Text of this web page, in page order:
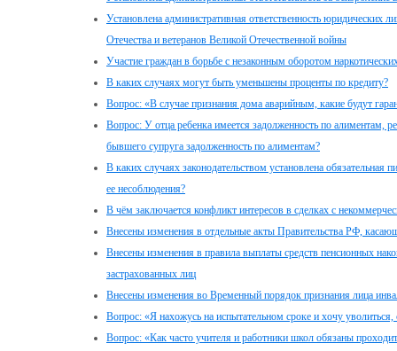
Установлена административная ответственность юридических
Отечества и ветеранов Великой Отечественной войны
Участие граждан в борьбе с незаконным оборотом
В каких случаях могут быть уменьшены проценты по кредиту?
Вопрос: «В случае признания дома аварийным, какие будут
Вопрос: У отца ребенка имеется задолженность по алиментам,
бывшего супруга задолженность по алиментам?
В каких случаях законодательством установлена обязательная
ее несоблюдения?
В чём заключается конфликт интересов в сделках с
Внесены изменения в отдельные акты Правительства РФ,
Внесены изменения в правила выплаты средств пенсионных
застрахованных лиц
Внесены изменения во Временный порядок признания лица
Вопрос: «Я нахожусь на испытательном сроке и хочу
Вопрос: «Как часто учителя и работники школ обязаны